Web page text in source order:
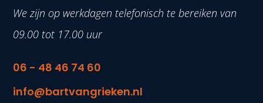
We zijn op werkdagen telefonisch te bereiken van
09.00 tot 17.00 uur
06 - 48 46 74 60
info@bartvangrieken.nl